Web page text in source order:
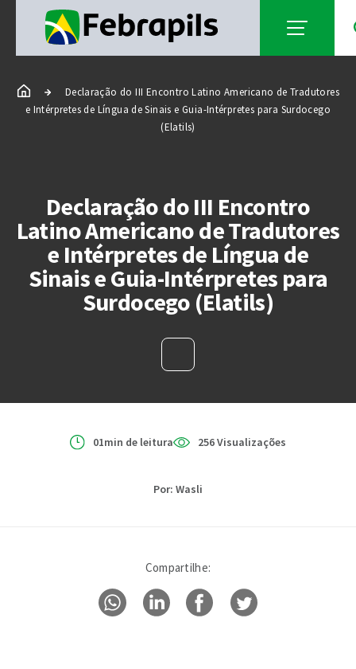
Declaração do III Encontro Latino Americano de Tradutores
e Intérpretes de Língua de Sinais e Guia-Intérpretes para Surdocego
(Elatils)
Declaração do III Encontro
Latino Americano de Tradutores
e Intérpretes de Língua de
Sinais e Guia-Intérpretes para
Surdocego (Elatils)
01min de leitura 256 Visualizações
Por: Wasli
Compartilhe: